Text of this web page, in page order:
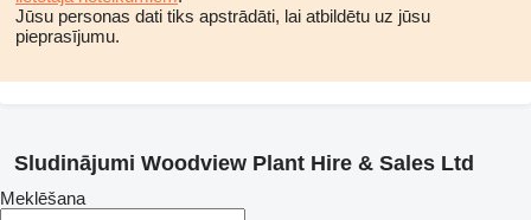
Jūsu personas dati tiks apstrādāti, lai atbildētu uz jūsu
pieprasījumu.
Sludinājumi Woodview Plant Hire & Sales Ltd
Meklēšana